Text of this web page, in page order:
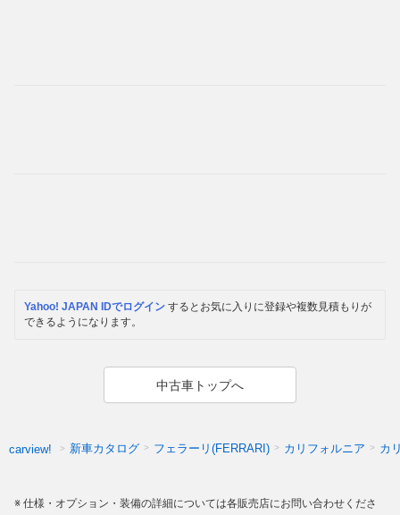
Yahoo! JAPAN IDでログイン するとお気に入りに登録や複数見積もりが
できるようになります。
中古車トップへ
carview! 新車カタログ フェラーリ(FERRARI) カリフォルニア カ
仕様・オプション・装備の詳細については各販売店にお問い合わせくださ